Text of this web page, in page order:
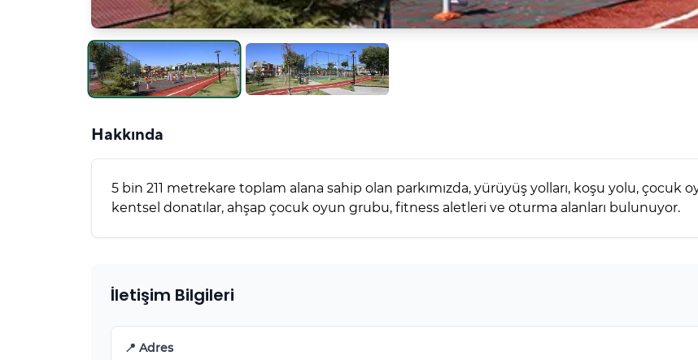
Hakkında
5 bin 211 metrekare toplam alana sahip olan parkımızda, yürüyüş yolları, koşu yolu, çocuk
kentsel donatılar, ahşap çocuk oyun grubu, fitness aletleri ve oturma alanları bulunuyor.
İletişim Bilgileri
📍 Adres